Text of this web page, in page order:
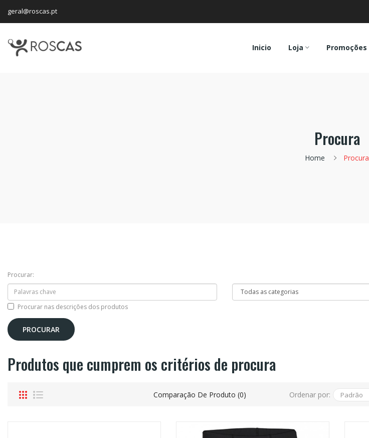
geral@roscas.pt
Inicio Loja Promoções
Procura
Home Procura
Procurar:
Procurar nas descrições dos produtos
Produtos que cumprem os critérios de procura
Comparação De Produto (0) Ordenar por: